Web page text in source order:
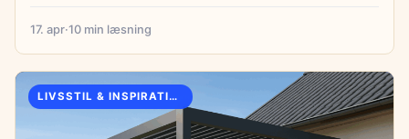
17. apr·10 min læsning
LIVSSTIL & INSPIRATION